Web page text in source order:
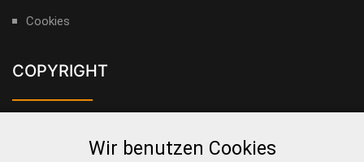
Cookies
COPYRIGHT
Helbig. Ohne Genehmigung des Urhebers dürfen die
Wir benutzen Cookies